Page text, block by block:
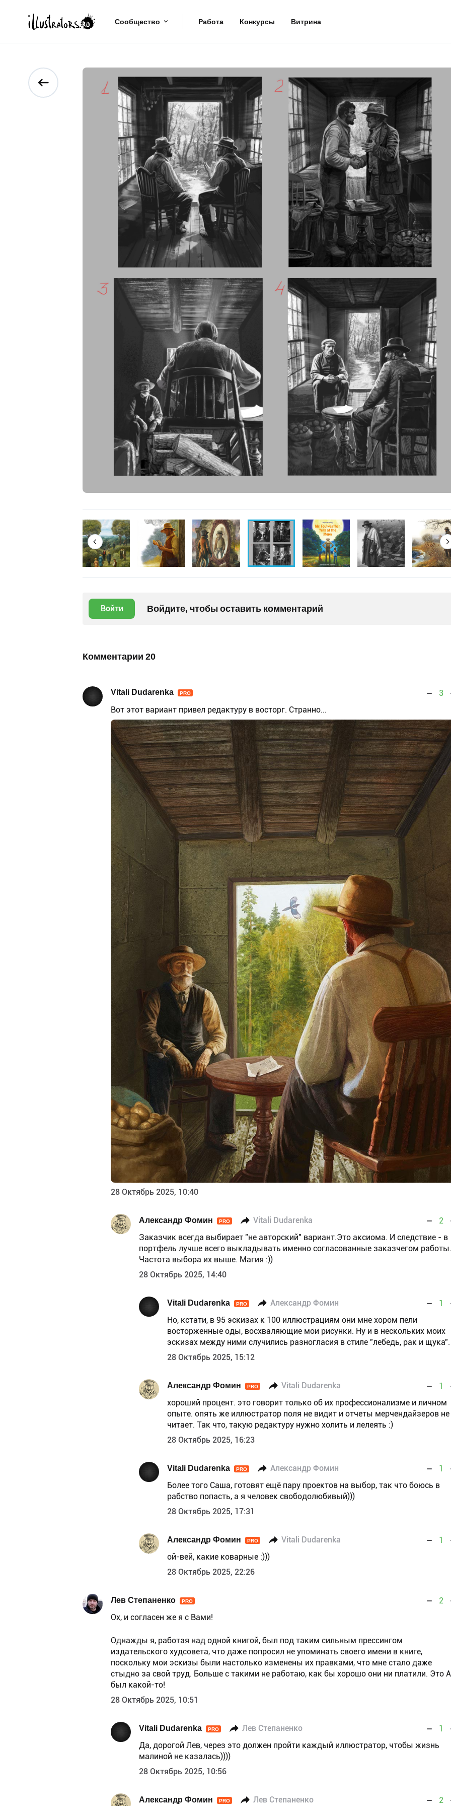
Сообщество Работа Конкурсы Витрина
Войти Войдите, чтобы оставить комментарий
Комментарии 20
Vitali Dudarenka PRO
3
Вот этот вариант привел редактуру в восторг. Странно...
28 Октябрь 2025, 10:40
Александр Фомин PRO Vitali Dudarenka
2
Заказчик всегда выбирает "не авторский" вариант.Это аксиома. И следствие - в
портфель лучше всего выкладывать именно согласованные заказчегом работы.
Частота выбора их выше. Магия :))
28 Октябрь 2025, 14:40
Vitali Dudarenka PRO Александр Фомин
1
Но, кстати, в 95 эскизах к 100 иллюстрациям они мне хором пели
восторженные оды, восхваляющие мои рисунки. Ну и в нескольких моих
эскизах между ними случились разногласия в стиле "лебедь, рак и щука".
28 Октябрь 2025, 15:12
Александр Фомин PRO Vitali Dudarenka
1
хороший процент. это говорит только об их профессионализме и личном
опыте. опять же иллюстратор поля не видит и отчеты мерчендайзеров не
читает. Так что, такую редактуру нужно холить и лелеять :)
28 Октябрь 2025, 16:23
Vitali Dudarenka PRO Александр Фомин
1
Более того Саша, готовят ещё пару проектов на выбор, так что боюсь в
рабство попасть, а я человек свободолюбивый)))
28 Октябрь 2025, 17:31
Александр Фомин PRO Vitali Dudarenka
1
ой-вей, какие коварные :)))
28 Октябрь 2025, 22:26
Лев Степаненко PRO
2
Ох, и согласен же я с Вами!
Однажды я, работая над одной книгой, был под таким сильным прессингом
издательского худсовета, что даже попросил не упоминать своего имени в книге,
поскольку мои эскизы были настолько изменены их правками, что мне стало даже
стыдно за свой труд. Больше с такими не работаю, как бы хорошо они ни платили. Это
был какой-то!
28 Октябрь 2025, 10:51
Vitali Dudarenka PRO Лев Степаненко
1
Да, дорогой Лев, через это должен пройти каждый иллюстратор, чтобы жизнь
малиной не казалась))))
28 Октябрь 2025, 10:56
Александр Фомин PRO Лев Степаненко 2